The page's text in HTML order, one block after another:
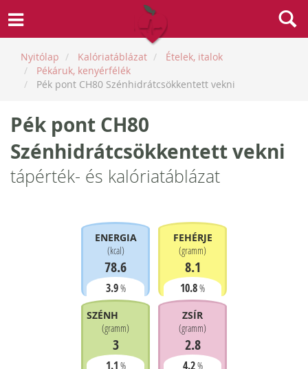
Nyitólap Kalóriatáblázat
Ételek, italok
Pékáruk, kenyérfélék
Pék pont CH80 Szénhidrátcsökkentett vekni
Pék pont CH80
Szénhidrátcsökkentett vekni
tápérték- és kalóriatáblázat
ENERGIA
(kcal)
78.6
3.9%
FEHÉRJE
(gramm)
8.1
10.8%
SZÉNHIDRÁT
(gramm)
3
1.1 %
ZSÍR
(gramm)
2.8
4.2%